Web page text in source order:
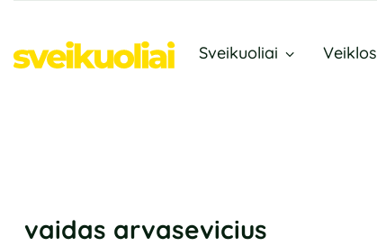
Sveikuoliai Veiklos
vaidas arvasevicius